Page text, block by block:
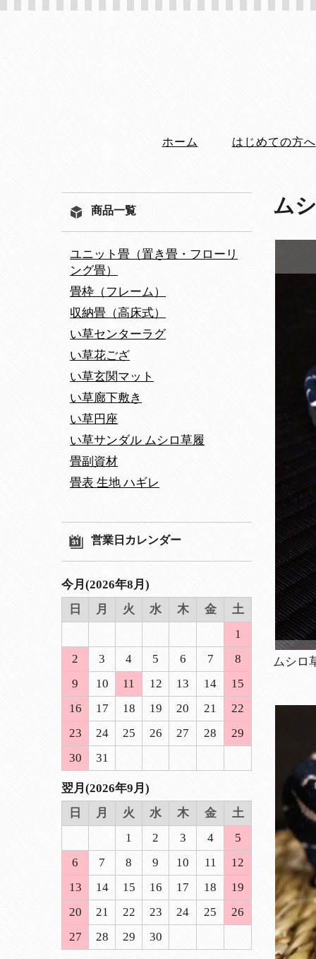
ホーム はじめての方へ
ム
ムシロ
商品一覧
ユニット畳（置き畳・フローリ
ング畳）
畳枠（フレーム）
収納畳（高床式）
い草センターラグ
い草花ござ
い草玄関マット
い草廊下敷き
い草円座
い草サンダル ムシロ草履
畳副資材
畳表 生地 ハギレ
営業日カレンダー
今月(2026年8月)
日
月 火 水 木 金
土
1
2
3 4 5 6 7
8
9
10 11 12 13 14
15
16
17 18 19 20 21
22
23
24 25 26 27 28
29
30
31
翌月(2026年9月)
日
月 火 水 木 金
土
1
2 3 4
5
6
7 8 9 10 11
12
13
14 15 16 17 18
19
20
21 22 23 24 25
26
27
28 29 30